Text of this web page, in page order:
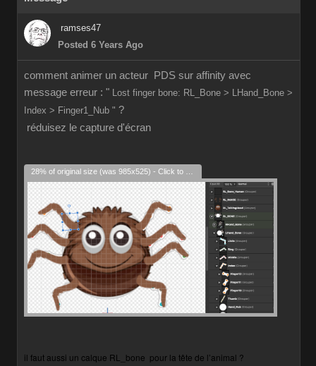
ramses47
Posted 6 Years Ago
comment animer un acteur PDS sur affinity avec
message erreur : " Lost finger bone: RL_Bone > LHand_Bone >
Index > Finger1_Nub " ?
réduisez le capture d'écran
il faut aussi un calque RL_bone pour la tête de l’animal ?